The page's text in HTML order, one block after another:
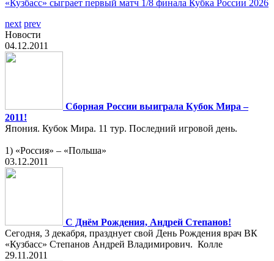
«Кузбасс» сыграет первый матч 1/8 финала Кубка России 2026
next prev
Новости
04.12.2011
Сборная России выиграла Кубок Мира –
2011!
Япония. Кубок Мира. 11 тур. Последний игровой день.
1) «Россия» – «Польша»
03.12.2011
С Днём Рождения, Андрей Степанов!
Сегодня, 3 декабря, празднует свой День Рождения врач ВК
«Кузбасс» Степанов Андрей Владимирович. Колле
29.11.2011